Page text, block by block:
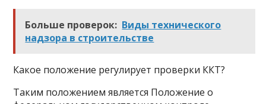
Больше проверок: Виды технического
надзора в строительстве
Какое положение регулирует проверки ККТ?
Таким положением является Положение о